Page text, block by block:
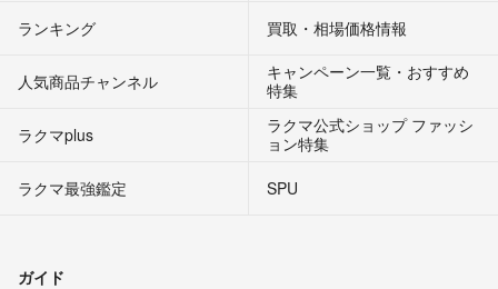
ランキング 買取・相場価格情報
人気商品チャンネル
キャンペーン一覧・おすすめ
特集
ラクマplus
ラクマ公式ショップ ファッシ
ョン特集
ラクマ最強鑑定
SPU
ガイド